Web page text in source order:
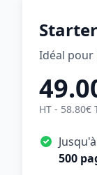
Starter
Idéal pour
HT - 58.80€
Jusqu'à
500